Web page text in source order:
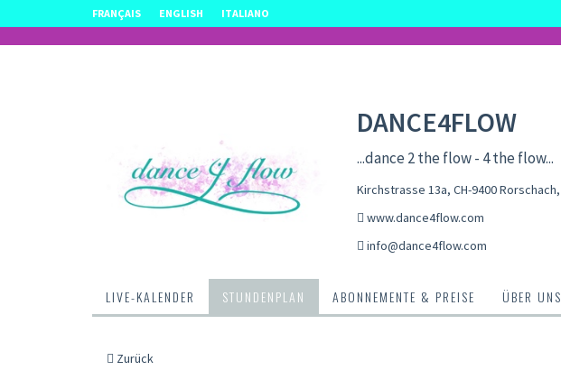
FRANÇAIS ENGLISH ITALIANO
DANCE4FLOW
...dance 2 the flow - 4 the flow...
Kirchstrasse 13a, CH-9400 Rorschach,
www.dance4flow.com
info@dance4flow.com
LIVE-KALENDER STUNDENPLAN ABONNEMENTE & PREISE ÜBER UNS
Zurück